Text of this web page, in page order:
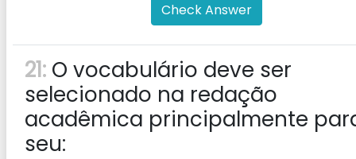
Check Answer
21: O vocabulário deve ser
selecionado na redação
acadêmica principalmente
seu: